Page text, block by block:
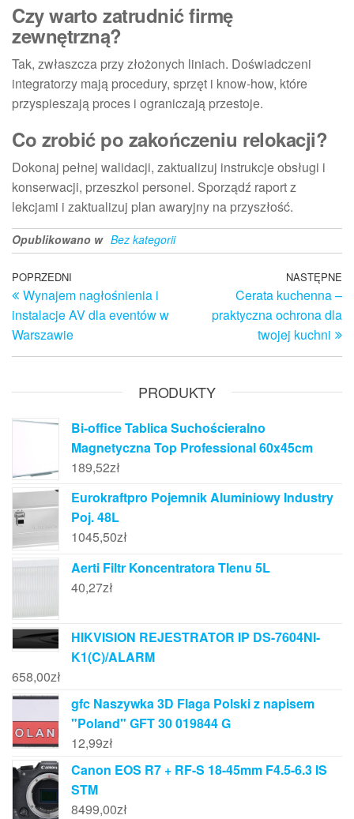
Czy warto zatrudnić firmę
zewnętrzną?
Tak, zwłaszcza przy złożonych liniach. Doświadczeni
integratorzy mają procedury, sprzęt i know‑how, które
przyspieszają proces i ograniczają przestoje.
Co zrobić po zakończeniu relokacji?
Dokonaj pełnej walidacji, zaktualizuj instrukcje obsługi i
konserwacji, przeszkol personel. Sporządź raport z
lekcjami i zaktualizuj plan awaryjny na przyszłość.
Opublikowano w Bez kategorii
Nawigacja
wpisu
Poprzedni
wpis
POPRZEDNI
Wynajem nagłośnienia i
instalacje AV dla eventów w
Warszawie
NASTĘPNE
Cerata kuchenna –
praktyczna ochrona dla
twojej kuchni
PRODUKTY
Bi-office Tablica Suchościeralno
Magnetyczna Top Professional 60x45cm
189,52zł
Eurokraftpro Pojemnik Aluminiowy Industry
Poj. 48L
1045,50zł
Aerti Filtr Koncentratora Tlenu 5L
40,27zł
HIKVISION REJESTRATOR IP DS-7604NI-
K1(C)/ALARM
658,00zł
gfc Naszywka 3D Flaga Polski z napisem
"Poland" GFT 30 019844 G
12,99zł
Canon EOS R7 + RF-S 18-45mm F4.5-6.3 IS
STM
8499,00zł